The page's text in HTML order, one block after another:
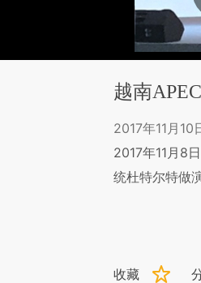
越南
2017年11月10
2017年11月8
统杜特尔特做
收藏